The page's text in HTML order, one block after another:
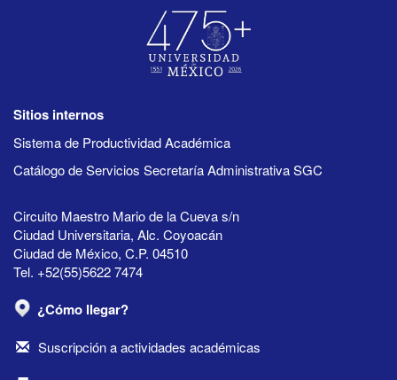
Sitios internos
Sistema de Productividad Académica
Catálogo de Servicios Secretaría Administrativa SGC
Circuito Maestro Mario de la Cueva s/n
Ciudad Universitaria, Alc. Coyoacán
Ciudad de México, C.P. 04510
Tel. +52(55)5622 7474
¿Cómo llegar?
Suscripción a actividades académicas